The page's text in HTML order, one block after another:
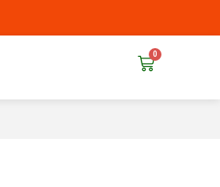
0
Cart